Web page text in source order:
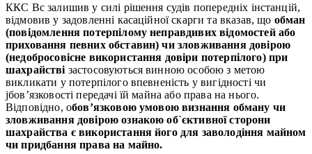
ККС Вс залишив у силі рішення судів попередніх інстанцій,
відмовив у задовленні касаційної скарги та вказав, що обман
(повідомлення потерпілому неправдивих відомостей або
приховання певних обставин) чи зловживання довірою
(недобросовісне використання довіри потерпілого) при
шахрайстві застосовуються винною особою з метою
викликати у потерпілого впевненість у вигідності чи
jбов’язковості передачі їй майна або права на нього.
Відповідно, обов’язковою умовою визнання обману чи
зловживання довірою ознакою об`єктивної сторони
шахрайства є використання його для заволодіння майном
чи придбання права на майно.